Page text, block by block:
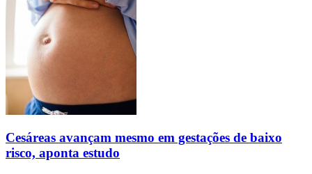
Cesáreas avançam mesmo em gestações de baixo
risco, aponta estudo